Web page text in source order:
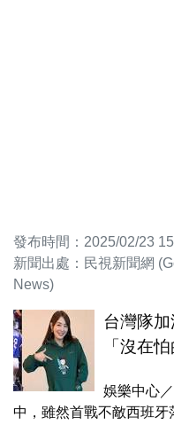
發布時間：2025/02/23
新聞出處：民視新聞網
News)
台灣隊
「沒在
娛樂中心
中，雖然首戰不敵西班牙